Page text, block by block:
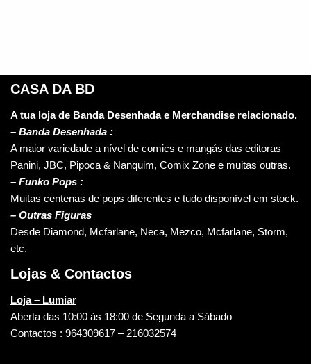
CASA DA BD
A tua loja de Banda Desenhada e Merchandise relacionado.
– Banda Desenhada :
A maior variedade a nível de comics e mangás das editoras
Panini, JBC, Pipoca & Nanquim, Comix Zone e muitas outras.
– Funko Pops :
Muitas centenas de pops diferentes e tudo disponível em stock.
– Outras Figuras
Desde Diamond, Mcfarlane, Neca, Mezco, Mcfarlane, Storm,
etc.
Lojas & Contactos
Loja – Lumiar
Aberta das 10:00 às 18:00 de Segunda a Sábado
Contactos : 964309617 – 216032574